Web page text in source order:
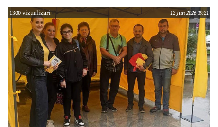
Moldoveanu.
1300 vizualizari 12 Jun 2026 19:21